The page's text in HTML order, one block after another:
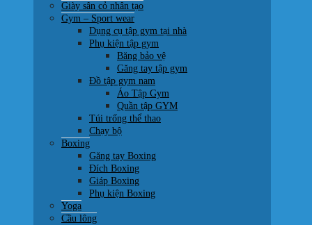
Chưa có sản phẩm trong giỏ hàng.
Quay trở lại cửa hàng
Giày sân cỏ nhân tạo
Gym – Sport wear
Dụng cụ tập gym tại nhà
Phụ kiện tập gym
Băng bảo vệ
Găng tay tập gym
Đồ tập gym nam
Áo Tập Gym
Quần tập GYM
Túi trống thể thao
Chạy bộ
Boxing
Găng tay Boxing
Đích Boxing
Giáp Boxing
Phụ kiện Boxing
Yoga
Cầu lông